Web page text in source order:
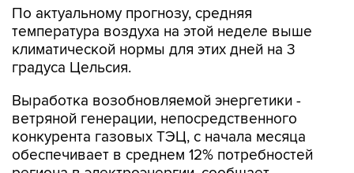
По актуальному прогнозу, средняя
температура воздуха на этой неделе выше
климатической нормы для этих дней на 3
градуса Цельсия.
Выработка возобновляемой энергетики -
ветряной генерации, непосредственного
конкурента газовых ТЭЦ, с начала месяца
обеспечивает в среднем 12% потребностей